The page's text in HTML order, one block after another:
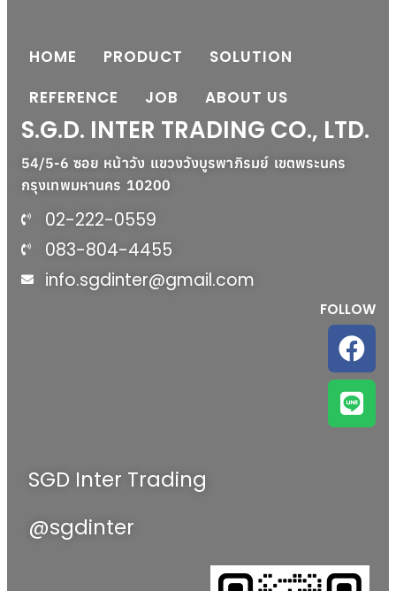
HOME PRODUCT
SOLUTION
REFERENCE
JOB ABOUT US
S.G.D. INTER TRADING CO., LTD.
54/5-6 ซอย หน้าวัง แขวงวังบูรพาภิรมย์ เขตพระนคร
กรุงเทพมหานคร 10200
02-222-0559
083-804-4455
info.sgdinter@gmail.com
FOLLOW
SGD Inter Trading
@sgdinter